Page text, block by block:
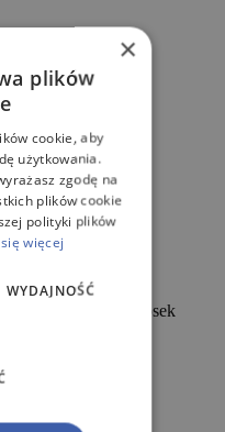
2000L
Bank
kiedy złożysz wniosek
×
plików
cookie, aby
użytkowania.
zgodę na
plików cookie
polityki plików
więcej
WYDAJNOŚĆ